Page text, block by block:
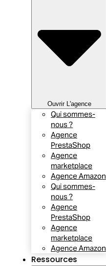
Ouvrir L'agence
Qui sommes-
nous ?
Agence
PrestaShop
Agence
marketplace
Agence Amazon
Qui sommes-
nous ?
Agence
PrestaShop
Agence
marketplace
Agence Amazon
Ressources